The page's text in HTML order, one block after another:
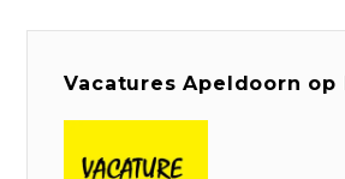
Vacatures Apeldoorn op